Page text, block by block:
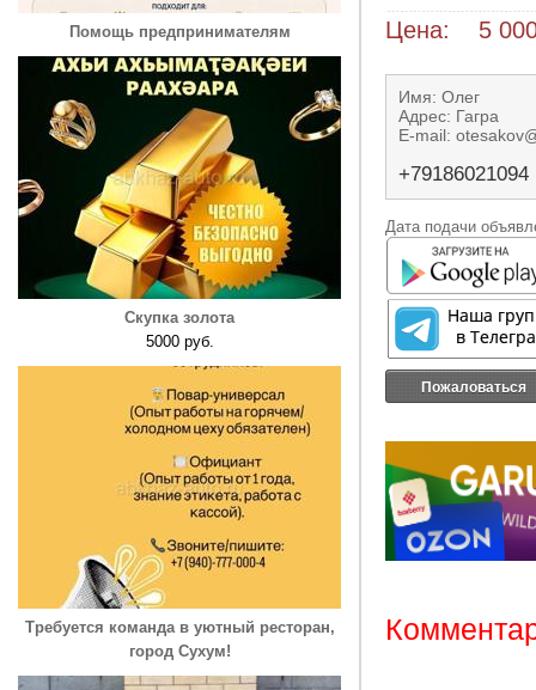
Помощь предпринимателям
Скупка золота
5000 руб.
Требуется команда в уютный ресторан,
город Сухум!
Цена: 5
Имя: Олег
Адрес: Гагра
E-mail:
+79186021094
Дата подачи
Пожаловаться